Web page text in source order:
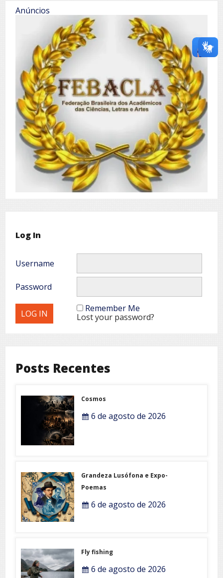
Anúncios
Log In
Username
Password
Remember Me
Lost your password?
Posts Recentes
Cosmos
6 de agosto de 2026
Grandeza Lusófona e Expo-
Poemas
6 de agosto de 2026
Fly fishing
6 de agosto de 2026